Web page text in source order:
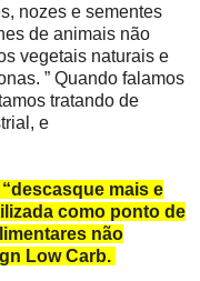
nozes e sementes
de animais não
vegetais naturais e
” Quando falamos
tratando de
e
mais e
como ponto de
não
Low Carb.